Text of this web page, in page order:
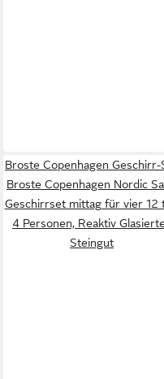
Broste Copenhagen Geschirr-
Broste Copenhagen Nordic
Geschirrset mittag für vier 12
4 Personen, Reaktiv
Steingut